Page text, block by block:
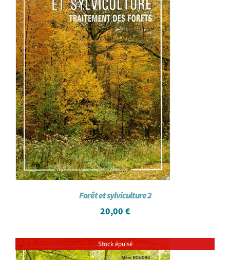
Forêt et sylviculture 2
20,00 €
Stock épuisé